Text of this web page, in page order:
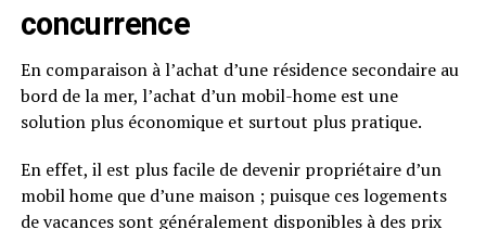
concurrence
En comparaison à l’achat d’une résidence secondaire au
bord de la mer, l’achat d’un mobil-home est une
solution plus économique et surtout plus pratique.
En effet, il est plus facile de devenir propriétaire d’un
mobil home que d’une maison ; puisque ces logements
de vacances sont généralement disponibles à des prix